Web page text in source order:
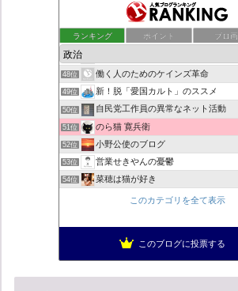
ランキング ポイント ブロ画
ネトウヨにゅーす。
ついっちゃが速報
46位 こんなニュースにでくわした
47位
48位 働く人のためのケインズ革命
49位 新！脱「愛国カルト」のススメ
50位 自民党工作員の異常なネット活動
51位 のら猫 寛兵衛
52位 小野公使のブログ
53位 営業せきやんの憂鬱
54位 菜穂は猫が好き
ねずさんの学ぼう日本
このカテゴリを全て表示
このブログに投票する